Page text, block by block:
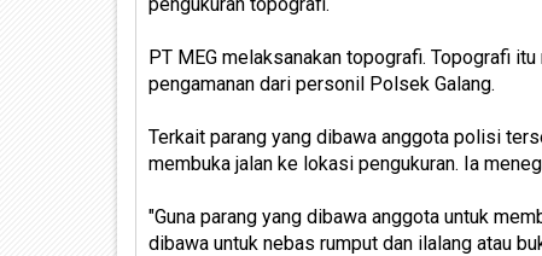
PT MEG melaksanakan topografi. Topografi
pengamanan dari personil Polsek Galang.
Terkait parang yang dibawa anggota polisi
membuka jalan ke lokasi pengukuran. Ia
"Guna parang yang dibawa anggota untuk
dibawa untuk nebas rumput dan ilalang atau